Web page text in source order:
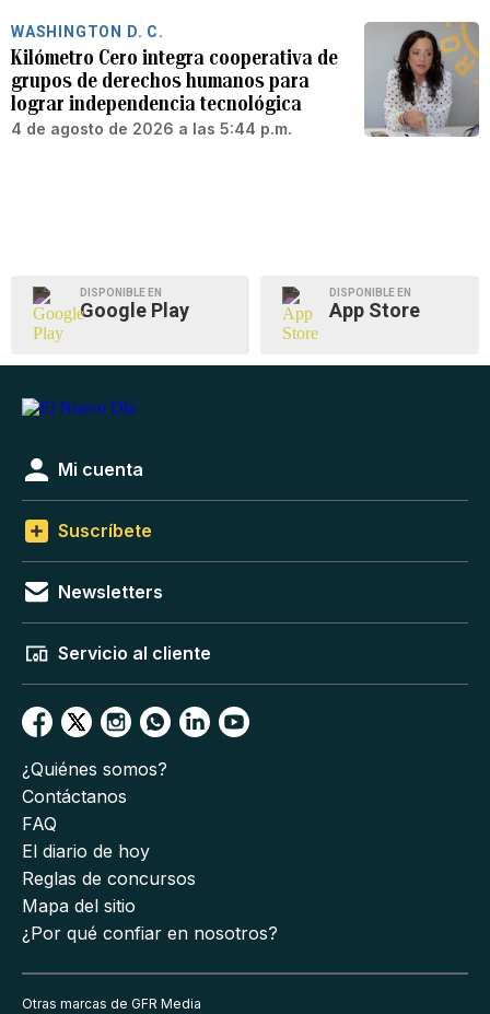
WASHINGTON D. C.
Kilómetro Cero integra cooperativa de
grupos de derechos humanos para
lograr independencia tecnológica
4 de agosto de 2026 a las 5:44 p.m.
DISPONIBLE EN
Google Play
DISPONIBLE EN
App Store
Mi cuenta
Suscríbete
Newsletters
Servicio al cliente
¿Quiénes somos?
Contáctanos
FAQ
El diario de hoy
Reglas de concursos
Mapa del sitio
¿Por qué confiar en nosotros?
Otras marcas de GFR Media